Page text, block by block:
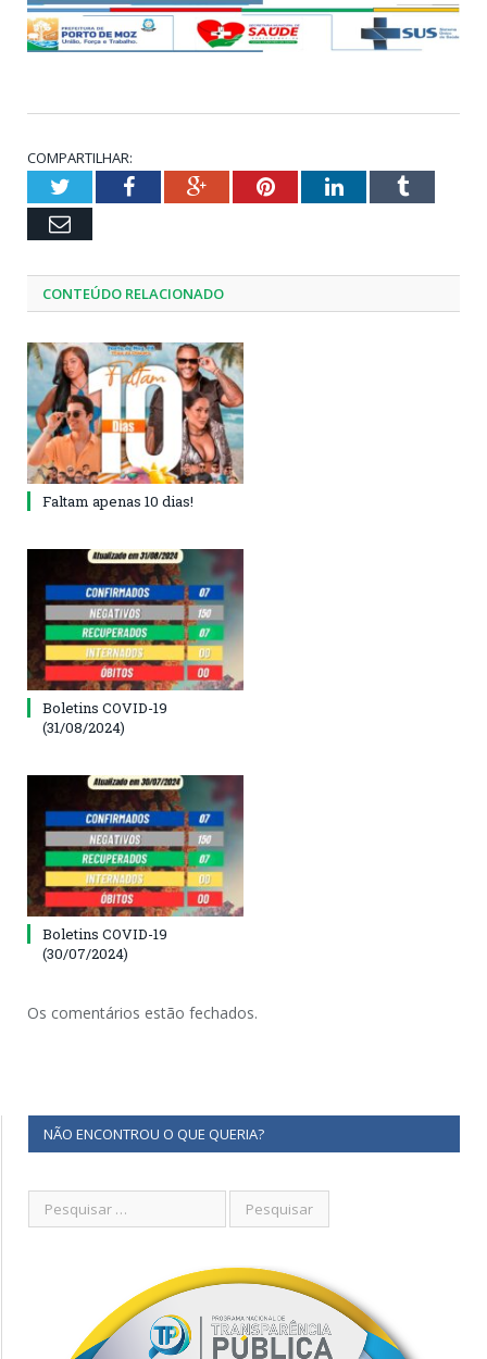
COMPARTILHAR:
TwitterFacebookGoogle+PinterestLinkedInTumblr
Email
CONTEÚDO RELACIONADO
Faltam apenas 10 dias!
Boletins COVID-19
(31/08/2024)
Boletins COVID-19
(30/07/2024)
Os comentários estão fechados.
NÃO ENCONTROU O QUE QUERIA?